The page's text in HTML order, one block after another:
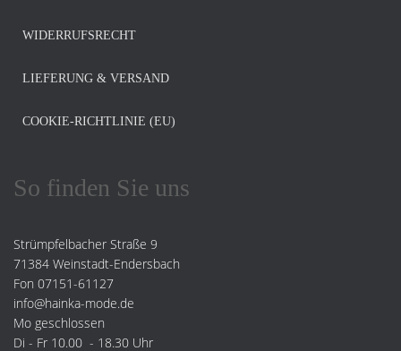
WIDERRUFSRECHT
LIEFERUNG & VERSAND
COOKIE-RICHTLINIE (EU)
So finden Sie uns
Strümpfelbacher Straße 9
71384 Weinstadt-Endersbach
Fon 07151-61127
info@hainka-mode.de
Mo geschlossen
Di - Fr 10.00 - 18.30 Uhr